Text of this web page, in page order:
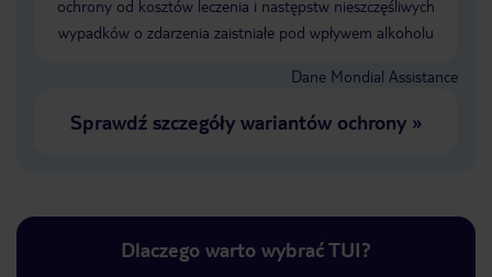
ochrony od kosztów leczenia i następstw nieszczęśliwych
wypadków o zdarzenia zaistniałe pod wpływem alkoholu
Dane Mondial Assistance
Sprawdź szczegóły wariantów ochrony»
Dlaczego warto wybrać TUI?